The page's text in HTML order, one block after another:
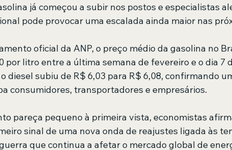
já começou a subir nos postos e especialistas
pode provocar uma escalada ainda maior nas
oficial da ANP, o preço médio da gasolina no
por litro entre a última semana de fevereiro e o dia 7
diesel subiu de R$ 6,03 para R$ 6,08, confirmando
consumidores, transportadores e empresários.
pareça pequeno à primeira vista, economistas
sinal de uma nova onda de reajustes ligada às
que continua a afetar o mercado global de